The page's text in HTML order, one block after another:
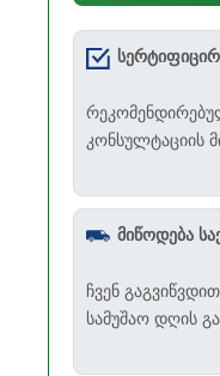
კონსულტაციის
მიწოდება
ჩვენ
სამუშაო დღის